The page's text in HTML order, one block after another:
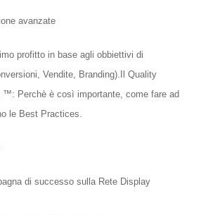
avanzate
profitto in base agli obbiettivi di
Vendite, Branding).Il Quality
™: Perchè è così importante, come fare ad
le Best Practices.
di successo sulla Rete Display